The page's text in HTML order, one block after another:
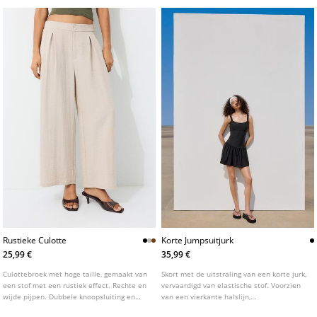
Rustieke Culotte
25,99 €
Culottebroek met hoge taille, gemaakt van
een stof met een rustiek effect. Rechte en
wijde pijpen. Dubbele knoopsluiting en
Korte Jumpsuitjurk
35,99 €
Skort met de uitstraling van een korte jurk,
vervaardigd van elastische stof. Voorzien
van een vierkante halslijn,